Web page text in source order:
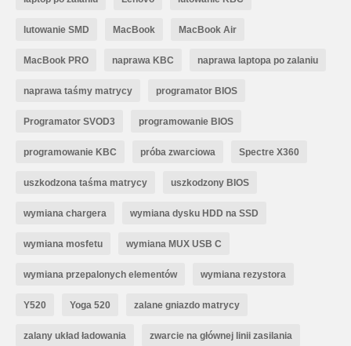
lutowanie SMD MacBook MacBook Air
MacBook PRO naprawa KBC naprawa laptopa po zalaniu
naprawa taśmy matrycy programator BIOS
Programator SVOD3 programowanie BIOS
programowanie KBC próba zwarciowa Spectre X360
uszkodzona taśma matrycy uszkodzony BIOS
wymiana chargera wymiana dysku HDD na SSD
wymiana mosfetu wymiana MUX USB C
wymiana przepalonych elementów wymiana rezystora
Y520 Yoga 520 zalane gniazdo matrycy
zalany układ ładowania zwarcie na głównej linii zasilania